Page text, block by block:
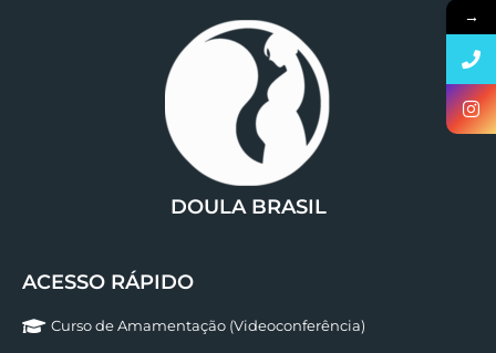
DOULA BRASIL
ACESSO RÁPIDO
Curso de Amamentação (Videoconferência)
→